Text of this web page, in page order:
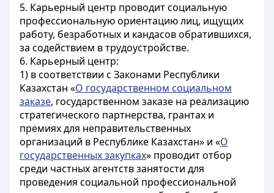
5. Карьерный центр проводит социальную
профессиональную ориентацию лиц, ищущих
работу, безработных и кандасов обратившихся,
за содействием в трудоустройстве.
6. Карьерный центр:
1) в соответствии с Законами Республики
Казахстан «О государственном социальном
заказе, государственном заказе на реализацию
стратегического партнерства, грантах и
премиях для неправительственных
организаций в Республике Казахстан» и «О
государственных закупках» проводит отбор
среди частных агентств занятости для
проведения социальной профессиональной